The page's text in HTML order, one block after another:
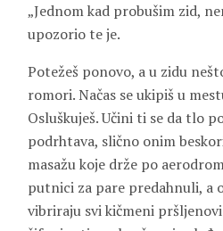
„Jednom kad probušim zid,
upozorio te je.
Potežeš ponovo, a u zidu
romori. Načas se ukipiš u
Osluškuješ. Učini ti se da tlo
podrhtava, slično onim
masažu koje drže po
putnici za pare predahnuli, a
vibriraju svi kičmeni